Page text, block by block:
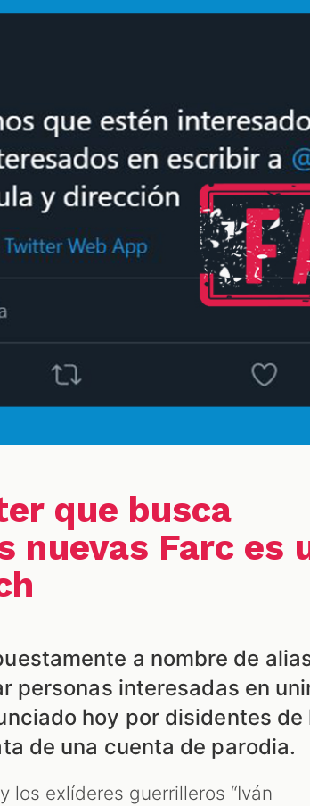
que busca
nuevas Farc es
a nombre de
personas interesadas en
hoy por disidentes de
de una cuenta de parodia.
los exlíderes guerrilleros “Iván